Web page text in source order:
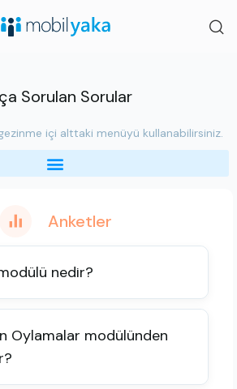
Sorulan Sorular
içi alttaki menüyü kullanabilirsiniz.
Anketler
nedir?
Oylamalar modülünden